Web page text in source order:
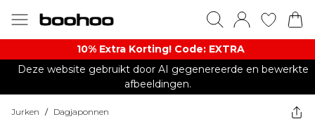
10% Extra Korting! Code: EXTRA​
Deze website gebruikt door AI gegenereerde en bewerkte
afbeeldingen.
Jurken / Dagjaponnen